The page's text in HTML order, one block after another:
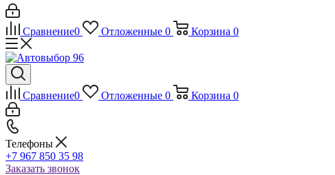
Сравнение0 Отложенные 0 Корзина 0
Сравнение0 Отложенные 0 Корзина 0
Телефоны
+7 967 850 35 98
Заказать звонок